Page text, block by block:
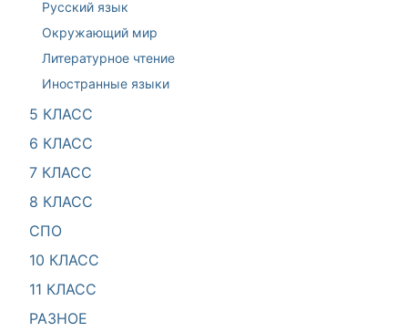
Русский язык
Окружающий мир
Литературное чтение
Иностранные языки
5 КЛАСС
6 КЛАСС
7 КЛАСС
8 КЛАСС
СПО
10 КЛАСС
11 КЛАСС
РАЗНОЕ